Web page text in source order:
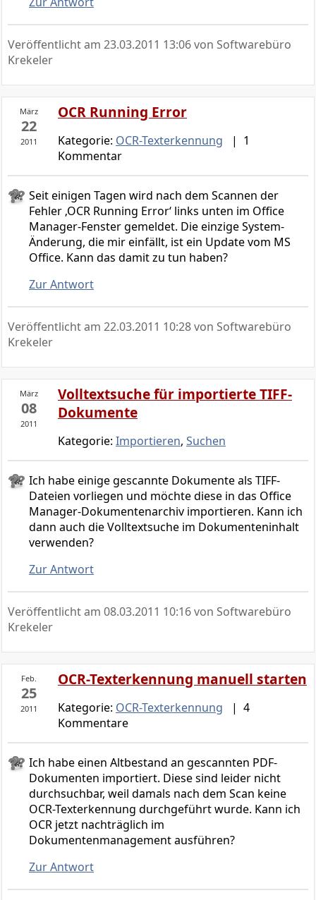
Veröffentlicht am 23.03.2011 13:06von Softwarebüro
Krekeler
März
22
2011
OCR Running Error
Kategorie: OCR-Texterkennung | 1
Kommentar
Seit einigen Tagen wird nach dem Scannen der
Fehler ‚OCR Running Error‘ links unten im Office
Manager-Fenster gemeldet. Die einzige System-
Änderung, die mir einfällt, ist ein Update vom MS
Office. Kann das damit zu tun haben?
Zur Antwort
Veröffentlicht am 22.03.2011 10:28von Softwarebüro
Krekeler
März
08
2011
Volltextsuche für importierte TIFF-
Dokumente
Kategorie: Importieren, Suchen
Ich habe einige gescannte Dokumente als TIFF-
Dateien vorliegen und möchte diese in das Office
Manager-Dokumentenarchiv importieren. Kann ich
dann auch die Volltextsuche im Dokumenteninhalt
verwenden?
Zur Antwort
Veröffentlicht am 08.03.2011 10:16von Softwarebüro
Krekeler
Feb.
25
2011
OCR-Texterkennung manuell starten
Kategorie: OCR-Texterkennung | 4
Kommentare
Ich habe einen Altbestand an gescannten PDF-
Dokumenten importiert. Diese sind leider nicht
durchsuchbar, weil damals nach dem Scan keine
OCR-Texterkennung durchgeführt wurde. Kann ich
OCR jetzt nachträglich im
Dokumentenmanagement ausführen?
Zur Antwort